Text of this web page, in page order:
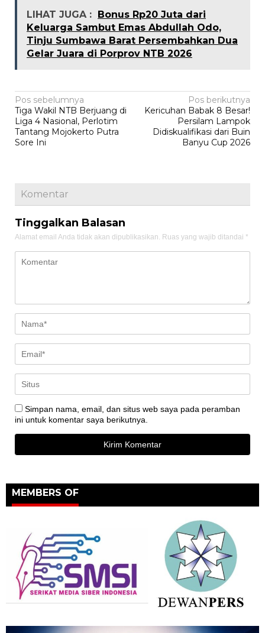
LIHAT JUGA : Bonus Rp20 Juta dari
Keluarga Sambut Emas Abdullah Odo,
Tinju Sumbawa Barat Persembahkan Dua
Gelar Juara di Porprov NTB 2026
Navigasi
pos
Pos sebelumnya
Tiga Wakil NTB Berjuang di
Liga 4 Nasional, Perlotim
Tantang Mojokerto Putra
Sore Ini
Pos berikutnya
Kericuhan Babak 8 Besar!
Persilam Lampok
Didiskualifikasi dari Buin
Banyu Cup 2026
Komentar
Tinggalkan Balasan
Alamat email Anda tidak akan dipublikasikan. Ruas yang wajib ditandai *
Simpan nama, email, dan situs web saya pada peramban
ini untuk komentar saya berikutnya.
MEMBERS OF